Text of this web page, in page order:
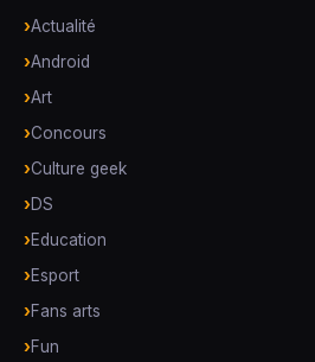
Actualité
Android
Art
Concours
Culture geek
DS
Education
Esport
Fans arts
Fun